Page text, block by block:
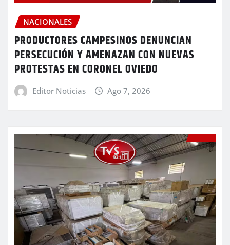
NACIONALES
PRODUCTORES CAMPESINOS DENUNCIAN
PERSECUCIÓN Y AMENAZAN CON NUEVAS
PROTESTAS EN CORONEL OVIEDO
Editor Noticias Ago 7, 2026